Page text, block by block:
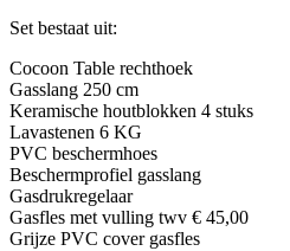
Set bestaat uit:
Cocoon Table rechthoek
Gasslang 250 cm
Keramische houtblokken 4 stuks
Lavastenen 6 KG
PVC beschermhoes
Beschermprofiel gasslang
Gasdrukregelaar
Gasfles met vulling twv € 45,00
Grijze PVC cover gasfles